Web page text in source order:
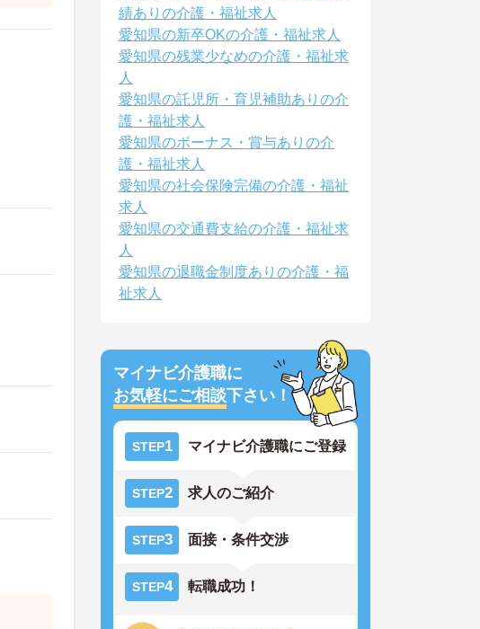
績ありの介護・福祉求人
愛知県の新卒OKの介護・福祉求人
愛知県の残業少なめの介護・福祉求
人
愛知県の託児所・育児補助ありの介
護・福祉求人
愛知県のボーナス・賞与ありの介
護・福祉求人
愛知県の社会保険完備の介護・福祉
求人
愛知県の交通費支給の介護・福祉求
人
愛知県の退職金制度ありの介護・福
祉求人
マイナビ介護職に
お気軽にご相談下さい！
STEP1 マイナビ介護職にご登録
STEP2 求人のご紹介
STEP3 面接・条件交渉
STEP4 転職成功！